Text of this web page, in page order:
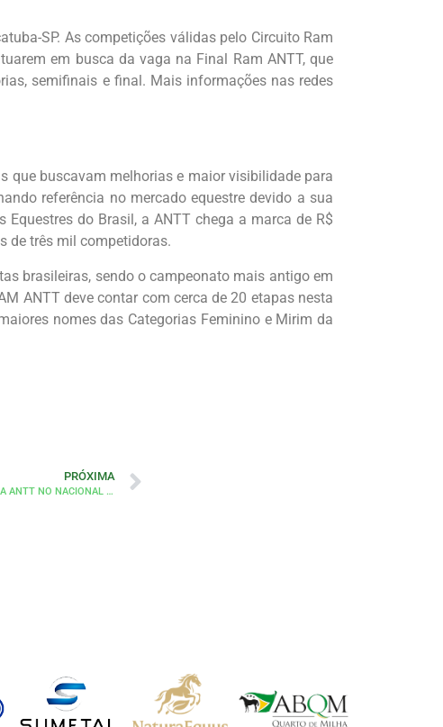
SP. As competições válidas pelo Circuito Ram
em busca da vaga na Final Ram ANTT, que
semifinais e final. Mais informações nas redes
que buscavam melhorias e maior visibilidade para
referência no mercado equestre devido a sua
do Brasil, a ANTT chega a marca de R$
de três mil competidoras.
brasileiras, sendo o campeonato mais antigo em
ANTT deve contar com cerca de 20 etapas nesta
nomes das Categorias Feminino e Mirim da
PRÓXIMA
ANA LAURA SAVINI E ISABELA MENDES VENCEM ETAPA DA ANTT NO NACIONAL DA ABQM